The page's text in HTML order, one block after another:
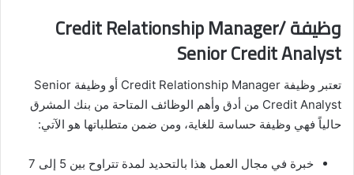
وظيفة Credit Relationship Manager/
Senior Credit Analyst
تعتبر وظيفة Credit Relationship Manager أو وظيفة Senior
Credit Analyst من أدق وأهم الوظائف المتاحة من بنك المشرق
حالياً فهي وظيفة حساسة للغاية، ومن ضمن متطلباتها هو الآتي:
خبرة في مجال العمل هذا بالتحديد لمدة تتراوح بين 5 إلى 7